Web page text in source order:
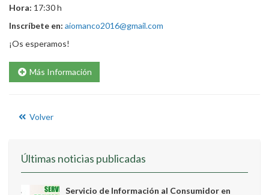
Hora: 17:30 h
Inscríbete en: aiomanco2016@gmail.com
¡Os esperamos!
Más Información
Volver
Últimas noticias publicadas
Servicio de Información al Consumidor en